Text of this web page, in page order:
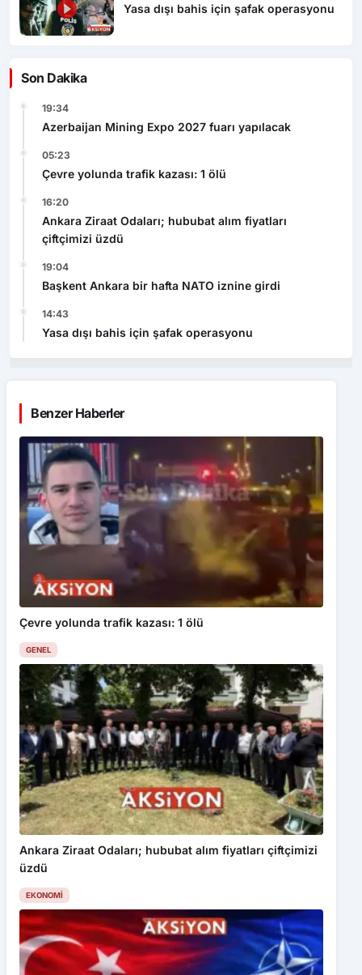
Yasa dışı bahis için şafak operasyonu
Son Dakika
19:34
Azerbaijan Mining Expo 2027 fuarı yapılacak
05:23
Çevre yolunda trafik kazası: 1 ölü
16:20
Ankara Ziraat Odaları; hububat alım fiyatları
çiftçimizi üzdü
19:04
Başkent Ankara bir hafta NATO iznine girdi
14:43
Yasa dışı bahis için şafak operasyonu
Benzer Haberler
Çevre yolunda trafik kazası: 1 ölü
GENEL
Ankara Ziraat Odaları; hububat alım fiyatları çiftçimizi
üzdü
EKONOMI